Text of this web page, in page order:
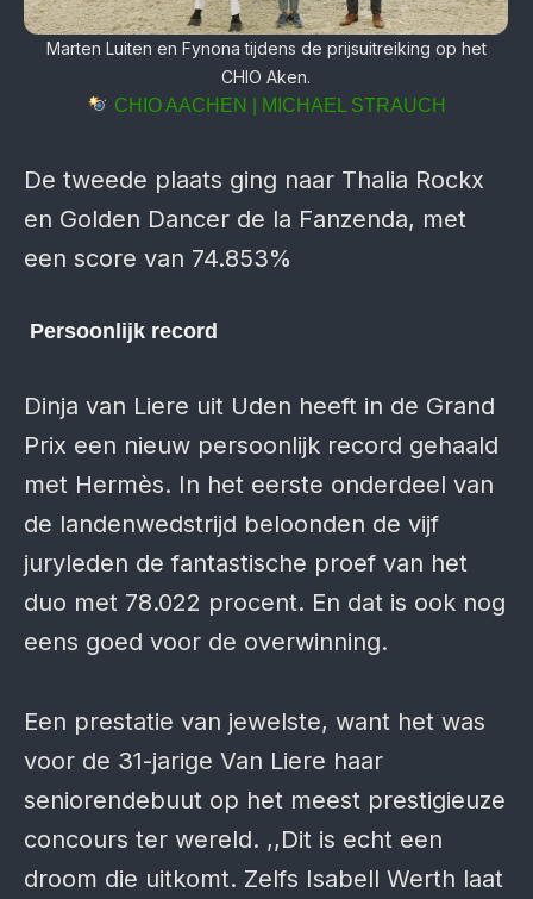
Marten Luiten en Fynona tijdens de prijsuitreiking op het
CHIO Aken.
CHIO AACHEN | MICHAEL STRAUCH
De tweede plaats ging naar Thalia Rockx
en Golden Dancer de la Fanzenda, met
een score van 74.853%
Persoonlijk record
Dinja van Liere uit Uden heeft in de Grand
Prix een nieuw persoonlijk record gehaald
met Hermès. In het eerste onderdeel van
de landenwedstrijd beloonden de vijf
juryleden de fantastische proef van het
duo met 78.022 procent. En dat is ook nog
eens goed voor de overwinning.
Een prestatie van jewelste, want het was
voor de 31-jarige Van Liere haar
seniorendebuut op het meest prestigieuze
concours ter wereld. ,,Dit is echt een
droom die uitkomt. Zelfs Isabell Werth laat